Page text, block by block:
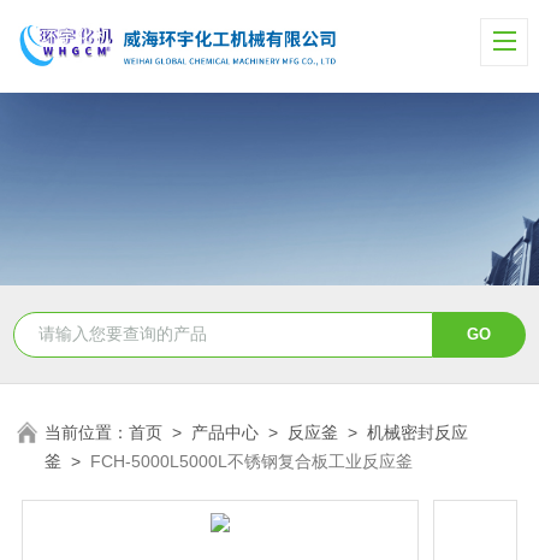
当前位置：首页 > 产品中心 > 反应釜 >机械密封反应
釜 > FCH-5000L5000L不锈钢复合板工业反应釜